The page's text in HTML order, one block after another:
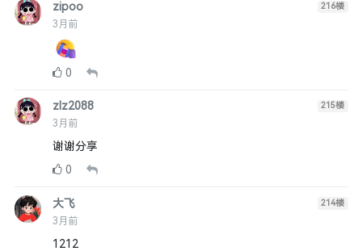
zipoo
3月前
216楼
0
zlz2088
3月前
215楼
谢谢分享
0
大飞
3月前
214楼
1212